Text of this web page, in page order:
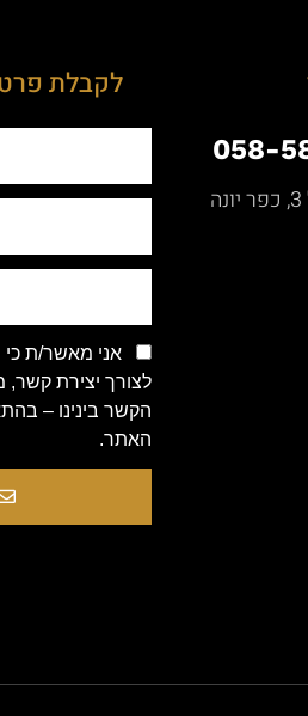
058-
לקבלת
אני מאשר/ת
לצורך יצירת קשר,
הקשר בינינו –
האתר.